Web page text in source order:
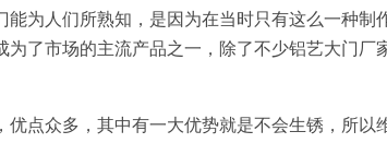
1 2 3
为人们所熟知，是因为在当时只有这么一种制
了市场的主流产品之一，除了不少铝艺大门厂
众多，其中有一大优势就是不会生锈，所以